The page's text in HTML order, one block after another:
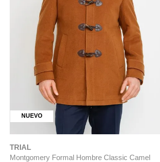
NUEVO
TRIAL
Montgomery Formal Hombre Classic Camel